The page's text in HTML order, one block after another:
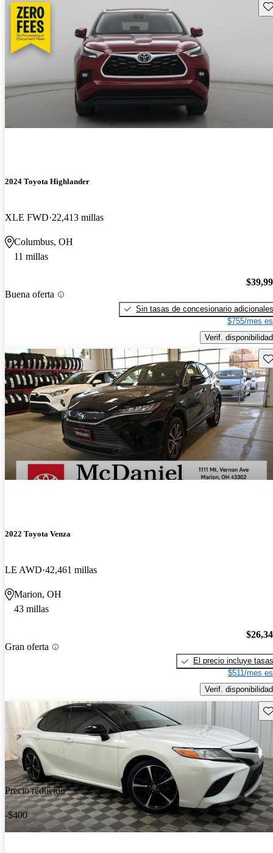
2024 Toyota Highlander
XLE FWD 22,413 millas
Columbus, OH
11 millas
Buena oferta
Sin tasas de concesionario adicionales
$755/mes
Verif. disponibilidad
2022 Toyota Venza
LE AWD 42,461 millas
Marion, OH
43 millas
Gran oferta
El precio incluye tasas
$511/mes
Verif. disponibilidad
Precio reducido
-$400